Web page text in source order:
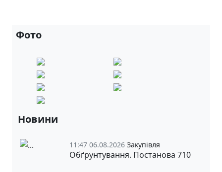
Фото
Новини
11:47 06.08.2026 Закупівля
Обґрунтування. Постанова 710